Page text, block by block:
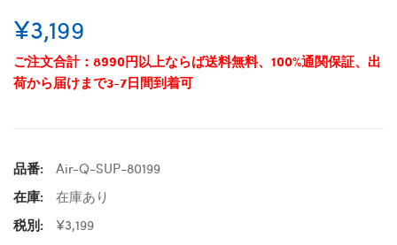
¥3,199
ご注文合計：8990円以上ならば送料無料、100%通関保証、出
荷から届けまで3-7日間到着可
品番:
Air-Q-SUP-80199
在庫:
在庫あり
税別:
¥3,199